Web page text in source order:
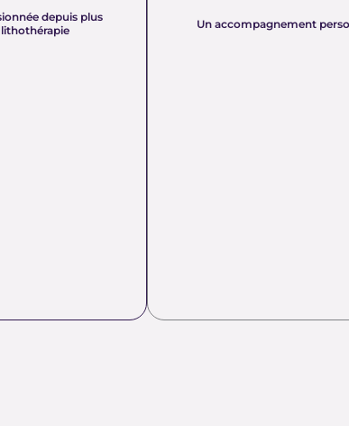
depuis plus
lithothérapie
en lithothérapie à
dans votre
Un accompagnement
vibration et son authenticité afin
un produit à la hauteur de vos